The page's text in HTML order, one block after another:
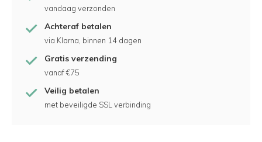
vandaag verzonden
Achteraf betalen
via Klarna, binnen 14 dagen
Gratis verzending
vanaf €75
Veilig betalen
met beveiligde SSL verbinding